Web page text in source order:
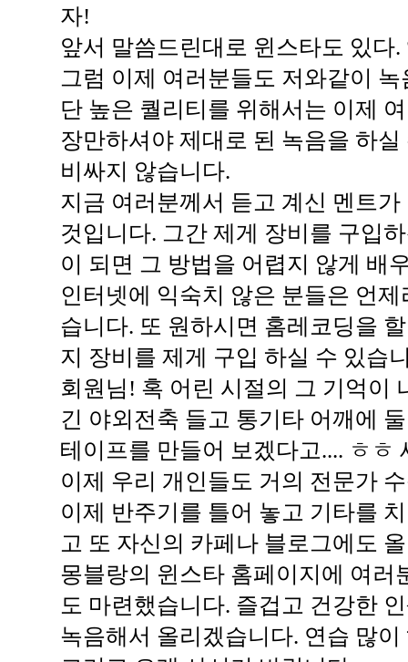
자!
앞서 말씀드린대로 윈스타도 있다
그럼 이제 여러분들도 저와같이
단 높은 퀄리티를 위해서는 이제
장만하셔야 제대로 된 녹음을 하실
비싸지 않습니다.
지금 여러분께서 듣고 계신 멘트
것입니다. 그간 제게 장비를 구입
이 되면 그 방법을 어렵지 않게 배
인터넷에 익숙치 않은 분들은 언
습니다. 또 원하시면 홈레코딩을
지 장비를 제게 구입 하실 수 있습
회원님! 혹 어린 시절의 그 기억이
긴 야외전축 들고 통기타 어깨에
테이프를 만들어 보겠다고.... ㅎㅎ
이제 우리 개인들도 거의 전문가
이제 반주기를 틀어 놓고 기타를
고 또 자신의 카페나 블로그에도
몽블랑의 윈스타 홈페이지에 여러
도 마련했습니다. 즐겁고 건강한
녹음해서 올리겠습니다. 연습 많이